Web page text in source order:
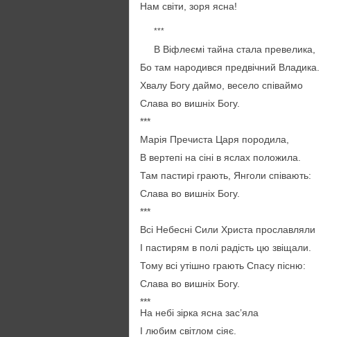
Нам світи, зоря ясна!
***
В Віфлеємі тайна стала превелика,
Бо там народився предвічний Владика.
Хвалу Богу даймо, весело співаймо
Слава во вишніх Богу.
***
Марія Пречиста Царя породила,
В вертепі на сіні в яслах положила.
Там пастирі грають, Янголи співають:
Слава во вишніх Богу.
***
Всі Небесні Сили Христа прославляли
І пастирям в полі радість цю звіщали.
Тому всі утішно грають Спасу пісню:
Слава во вишніх Богу.
***
На небі зірка ясна зас’яла
І любим світлом сіяє.